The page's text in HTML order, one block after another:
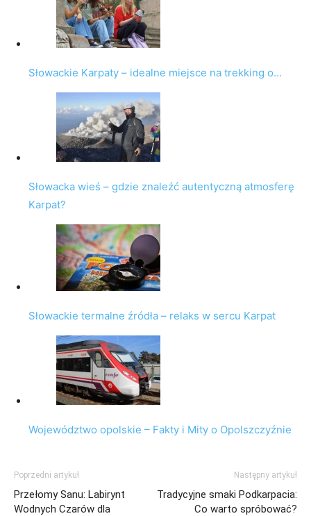
Słowackie Karpaty – idealne miejsce na trekking o…
Słowacka wieś – gdzie znaleźć autentyczną atmosferę
Karpat?
Słowackie termalne źródła – relaks w sercu Karpat
Województwo opolskie – Fakty i Mity o Opolszczyźnie
Poprzedni artykuł
Przełomy Sanu: Labirynt
Wodnych Czarów dla
Następny artykuł
Tradycyjne smaki Podkarpacia:
Co warto spróbować?